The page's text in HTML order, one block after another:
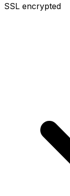
SSL encrypted